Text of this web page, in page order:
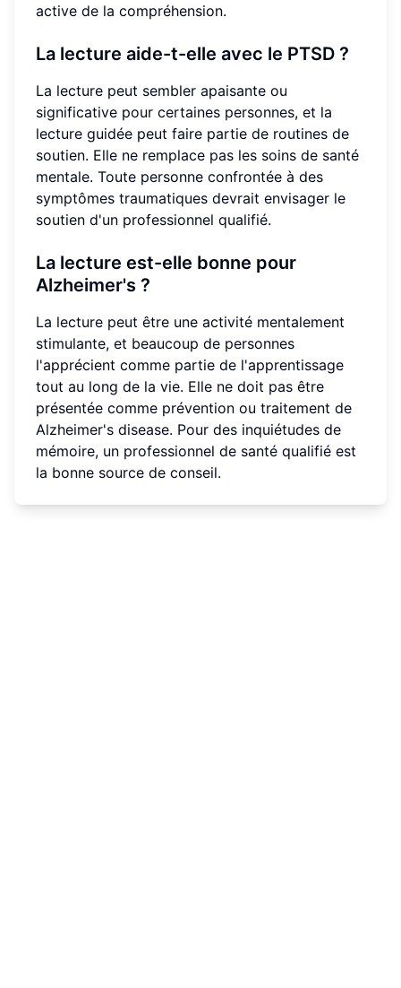
active de la compréhension.
La lecture aide-t-elle avec le PTSD ?
La lecture peut sembler apaisante ou
significative pour certaines personnes, et la
lecture guidée peut faire partie de routines de
soutien. Elle ne remplace pas les soins de santé
mentale. Toute personne confrontée à des
symptômes traumatiques devrait envisager le
soutien d'un professionnel qualifié.
La lecture est-elle bonne pour
Alzheimer's ?
La lecture peut être une activité mentalement
stimulante, et beaucoup de personnes
l'apprécient comme partie de l'apprentissage
tout au long de la vie. Elle ne doit pas être
présentée comme prévention ou traitement de
Alzheimer's disease. Pour des inquiétudes de
mémoire, un professionnel de santé qualifié est
la bonne source de conseil.